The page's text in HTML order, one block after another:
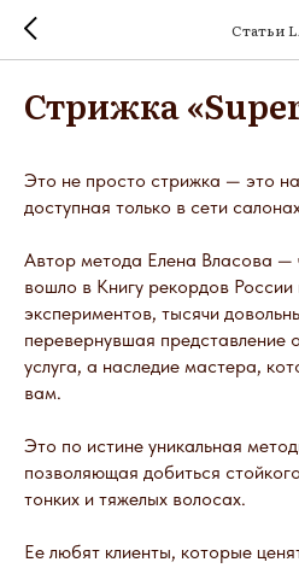
Статьи
Стрижка
Это не просто стрижка — это
доступная только в сети
Автор метода Елена Власова —
вошло в Книгу рекордов
экспериментов, тысячи
перевернувшая представление
услуга, а наследие мастера,
вам.
Это по истине уникальная
позволяющая добиться
тонких и тяжелых волосах.
Ее любят клиенты, которые